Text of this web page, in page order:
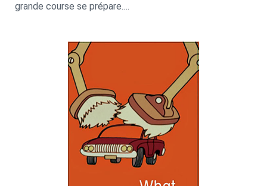
grande course se prépare.